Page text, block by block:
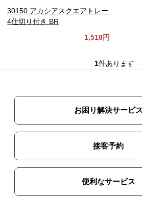
30150 アカシアスクエアトレー
4仕切り付き BR
1,518円
1件あります
お困り解決サービス
接客予約
便利なサービス